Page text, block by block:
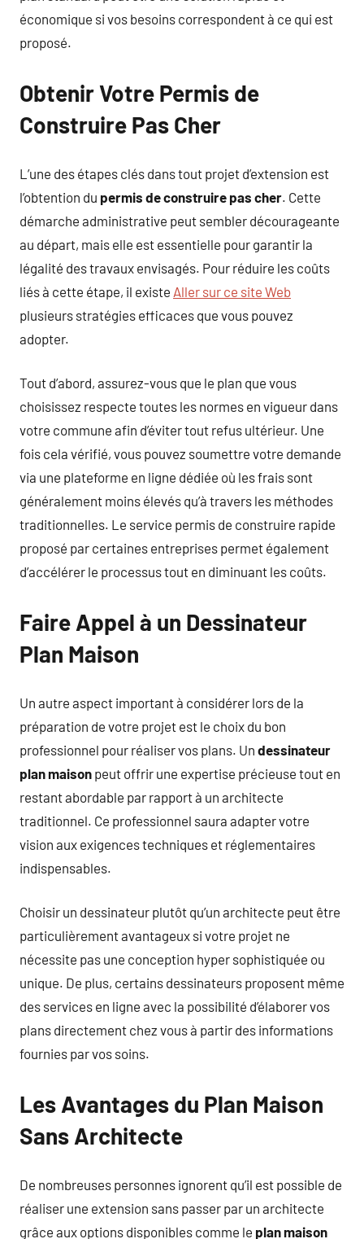
économique si vos besoins correspondent à ce qui est
proposé.
Obtenir Votre Permis de
Construire Pas Cher
L’une des étapes clés dans tout projet d’extension est
l’obtention du permis de construire pas cher. Cette
démarche administrative peut sembler décourageante
au départ, mais elle est essentielle pour garantir la
légalité des travaux envisagés. Pour réduire les coûts
liés à cette étape, il existe Aller sur ce site Web
plusieurs stratégies efficaces que vous pouvez
adopter.
Tout d’abord, assurez-vous que le plan que vous
choisissez respecte toutes les normes en vigueur dans
votre commune afin d’éviter tout refus ultérieur. Une
fois cela vérifié, vous pouvez soumettre votre demande
via une plateforme en ligne dédiée où les frais sont
généralement moins élevés qu’à travers les méthodes
traditionnelles. Le service permis de construire rapide
proposé par certaines entreprises permet également
d’accélérer le processus tout en diminuant les coûts.
Faire Appel à un Dessinateur
Plan Maison
Un autre aspect important à considérer lors de la
préparation de votre projet est le choix du bon
professionnel pour réaliser vos plans. Un dessinateur
plan maison peut offrir une expertise précieuse tout en
restant abordable par rapport à un architecte
traditionnel. Ce professionnel saura adapter votre
vision aux exigences techniques et réglementaires
indispensables.
Choisir un dessinateur plutôt qu’un architecte peut être
particulièrement avantageux si votre projet ne
nécessite pas une conception hyper sophistiquée ou
unique. De plus, certains dessinateurs proposent même
des services en ligne avec la possibilité d’élaborer vos
plans directement chez vous à partir des informations
fournies par vos soins.
Les Avantages du Plan Maison
Sans Architecte
De nombreuses personnes ignorent qu’il est possible de
réaliser une extension sans passer par un architecte
grâce aux options disponibles comme le plan maison